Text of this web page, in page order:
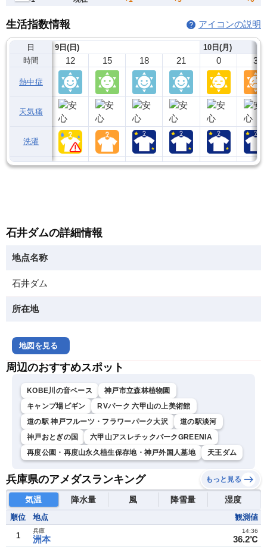
生活指数情報 アイコンの説明
日
時間
熱中症
天気痛
洗濯
9日(日)
12 15 18 21
10日(月)
0 3
石井ダムの詳細情報
地点名称
石井ダム
所在地
地図を見る
周辺のおすすめスポット
KOBE川の音ベース
神戸市立森林植物園
キャンプ場ビギン
RVパーク 六甲山の上美術館
道の駅 神戸フルーツ・フラワーパーク大沢
道の駅淡河
神戸おとぎの国
六甲山アスレチックパークGREENIA
再度公園・再度山永久植生保存地・神戸外国人墓地
天王ダム
兵庫県のアメダスランキング もっと見る
気温 降水量 風 降雪量 湿度
順位 地点 観測値
1 洲本
兵庫
36.2℃
14:36